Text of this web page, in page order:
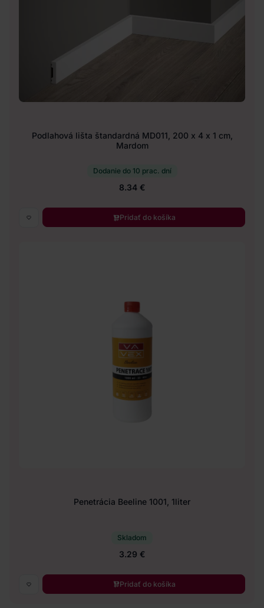
Podlahová lišta štandardná MD011, 200 x 4 x 1 cm,
Mardom
Dodanie do 10 prac. dní
8.34 €
Pridať do košíka
Penetrácia Beeline 1001, 1liter
Skladom
3.29 €
Pridať do košíka